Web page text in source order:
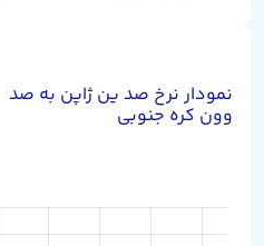
نمودار نرخ صد ین ژاپن به صد
وون کره جنوبی